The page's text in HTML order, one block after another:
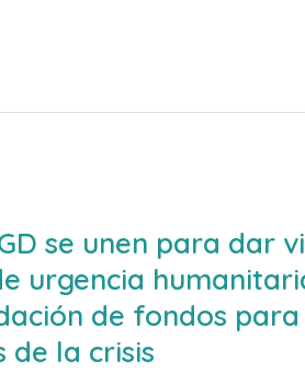
se unen para dar
urgencia
de fondos
de la crisis